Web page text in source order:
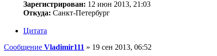
Зарегистрирован: 12 июн 2013, 21:03
Откуда: Санкт-Петербург
Цитата
Сообщение Vladimir111 » 19 сен 2013, 06:52